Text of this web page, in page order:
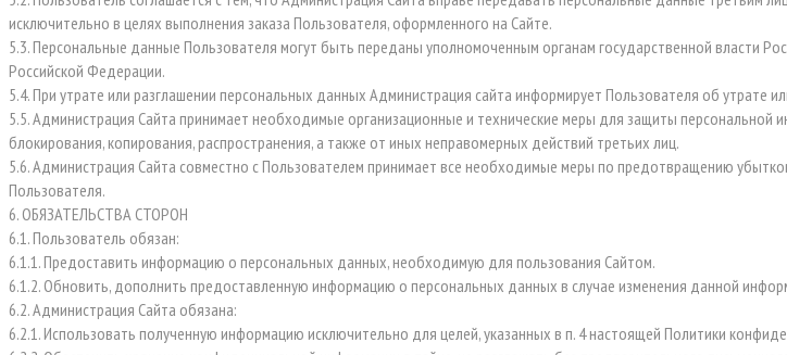
исключительно в целях выполнения заказа Пользователя, оформленного на Сайте.
5.3. Персональные данные Пользователя могут быть переданы уполномоченным органам государственной власти
Российской Федерации.
5.4. При утрате или разглашении персональных данных Администрация сайта информирует Пользователя об утрате
5.5. Администрация Сайта принимает необходимые организационные и технические меры для защиты
блокирования, копирования, распространения, а также от иных неправомерных действий третьих лиц.
5.6. Администрация Сайта совместно с Пользователем принимает все необходимые меры по предотвращению
Пользователя.
6. ОБЯЗАТЕЛЬСТВА СТОРОН
6.1. Пользователь обязан:
6.1.1. Предоставить информацию о персональных данных, необходимую для пользования Сайтом.
6.1.2. Обновить, дополнить предоставленную информацию о персональных данных в случае изменения данной
6.2. Администрация Сайта обязана:
6.2.1. Использовать полученную информацию исключительно для целей, указанных в п. 4 настоящей Политики